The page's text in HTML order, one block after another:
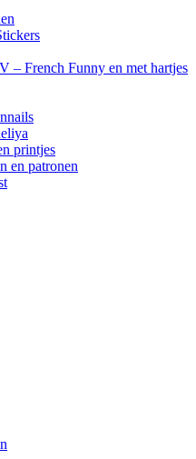
– French Funny en met hartjes
printjes
en patronen